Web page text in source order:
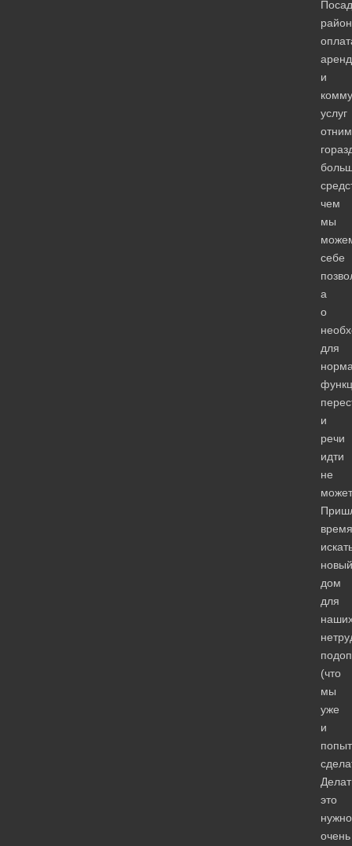
и
услуг
чем
мы
себе
а
о
для
и
речи
идти
не
время
новый
дом
для
(что
мы
уже
и
это
нужно
очень